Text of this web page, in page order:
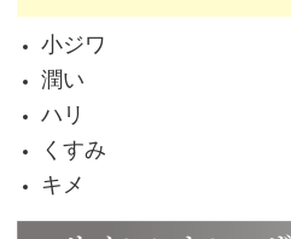
小ジワ
潤い
ハリ
くすみ
キメ